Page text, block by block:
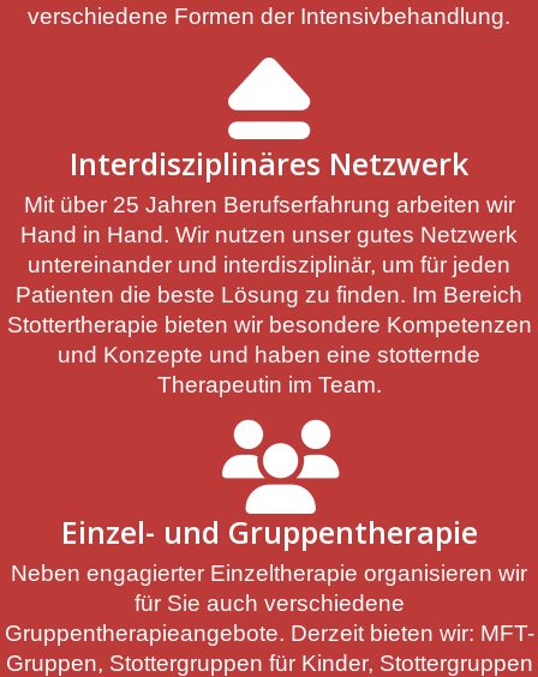
verschiedene Formen der Intensivbehandlung.
Interdisziplinäres Netzwerk
Mit über 25 Jahren Berufserfahrung arbeiten wir
Hand in Hand. Wir nutzen unser gutes Netzwerk
untereinander und interdisziplinär, um für jeden
Patienten die beste Lösung zu finden. Im Bereich
Stottertherapie bieten wir besondere Kompetenzen
und Konzepte und haben eine stotternde
Therapeutin im Team.
Einzel- und Gruppentherapie
Neben engagierter Einzeltherapie organisieren wir
für Sie auch verschiedene
Gruppentherapieangebote. Derzeit bieten wir: MFT-
Gruppen, Stottergruppen für Kinder, Stottergruppen